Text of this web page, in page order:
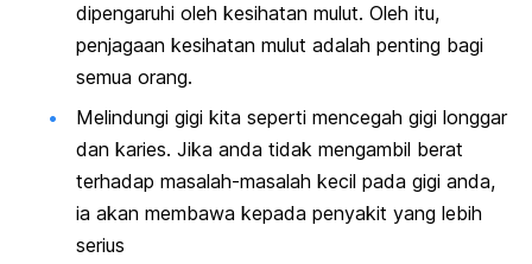
dipengaruhi oleh kesihatan mulut. Oleh itu,
penjagaan kesihatan mulut adalah penting bagi
semua orang.
Melindungi gigi kita seperti mencegah gigi longgar
dan karies. Jika anda tidak mengambil berat
terhadap masalah-masalah kecil pada gigi anda,
ia akan membawa kepada penyakit yang lebih
serius